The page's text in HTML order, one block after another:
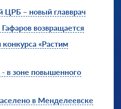
ЦРБ – новый главврач
возвращается
«Растим
в зоне повышенного
в Менделеевске